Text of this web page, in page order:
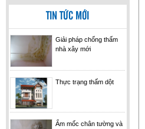
VOLCLAY VOLTEX
TIN TỨC MỚI
Giải pháp chống thấm
nhà xây mới
Thực trạng thấm dột
Ẩm mốc chân tường và